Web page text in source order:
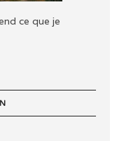
ce que je